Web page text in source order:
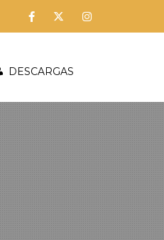
DESCARGAS